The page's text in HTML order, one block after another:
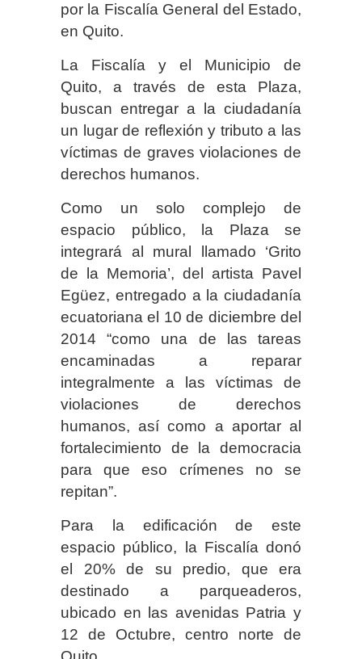
por la Fiscalía General del Estado,
en Quito.
La Fiscalía y el Municipio de
Quito, a través de esta Plaza,
buscan entregar a la ciudadanía
un lugar de reflexión y tributo a las
víctimas de graves violaciones de
derechos humanos.
Como un solo complejo de
espacio público, la Plaza se
integrará al mural llamado ‘Grito
de la Memoria’, del artista Pavel
Egüez, entregado a la ciudadanía
ecuatoriana el 10 de diciembre del
2014 “como una de las tareas
encaminadas a reparar
integralmente a las víctimas de
violaciones de derechos
humanos, así como a aportar al
fortalecimiento de la democracia
para que eso crímenes no se
repitan”.
Para la edificación de este
espacio público, la Fiscalía donó
el 20% de su predio, que era
destinado a parqueaderos,
ubicado en las avenidas Patria y
12 de Octubre, centro norte de